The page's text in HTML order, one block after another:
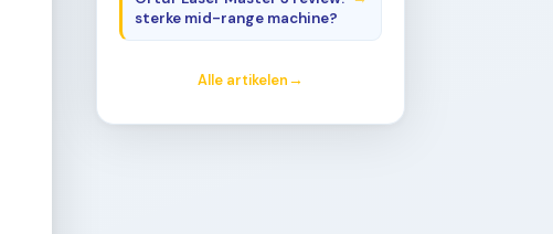
sterke mid-range machine?
Alle artikelen